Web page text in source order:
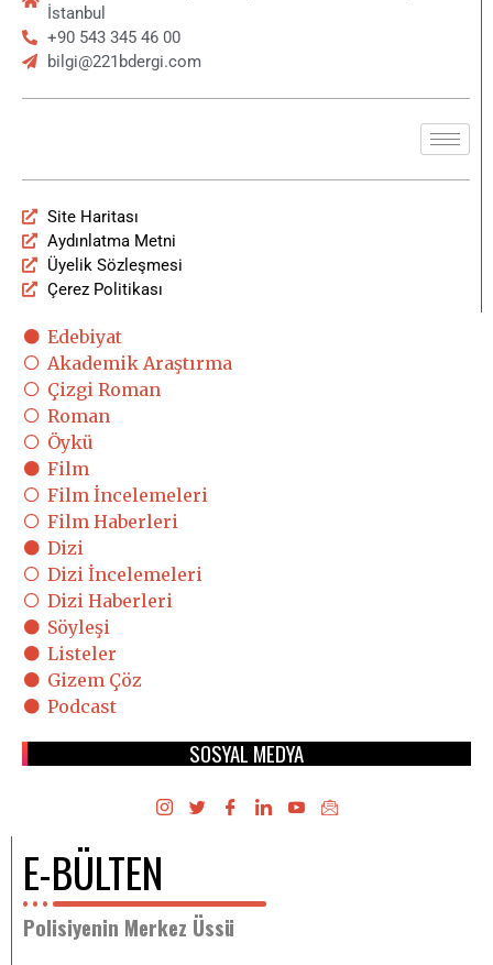
İstanbul
+90 543 345 46 00
bilgi@221bdergi.com
Site Haritası
Aydınlatma Metni
Üyelik Sözleşmesi
Çerez Politikası
Edebiyat
Akademik Araştırma
Çizgi Roman
Roman
Öykü
Film
Film İncelemeleri
Film Haberleri
Dizi
Dizi İncelemeleri
Dizi Haberleri
Söyleşi
Listeler
Gizem Çöz
Podcast
SOSYAL MEDYA
E-BÜLTEN
Polisiyenin Merkez Üssü